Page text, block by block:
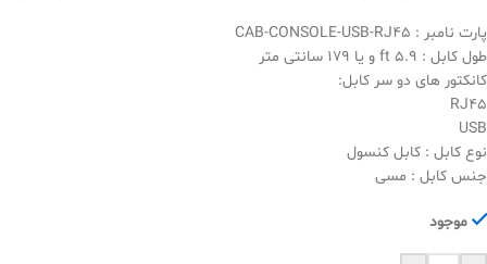
پارت نامبر : CAB-CONSOLE-USB-RJ45
طول کابل : 5.9 ft و یا 179 سانتی متر
کانکتور های دو سر کابل:
RJ45
USB
نوع کابل : کابل کنسول
جنس کابل : مسی
موجود